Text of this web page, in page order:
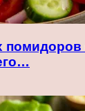
помидоров